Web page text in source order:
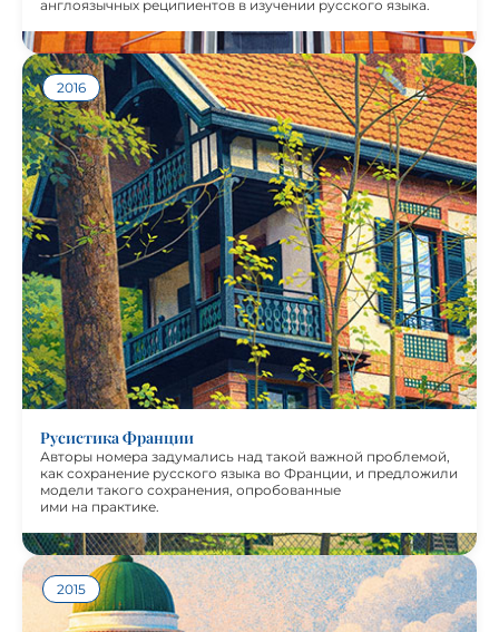
англоязычных реципиентов в изучении русского языка.
2016
Русистика Франции
Авторы номера задумались над такой важной проблемой,
как сохранение русского языка во Франции, и предложили
модели такого сохранения, опробованные
ими на практике.
Авторы номера задумались над такой важной проблемой,
как сохранение русского языка во Франции, и
предложили модели такого сохранения, опробованные
ими на практике. Французский и русский языки
исторически оказывали друг на друга заметное влияние.
Это невозможно не учитывать в процессе обучения этим
языкам. В журнале также содержится описание
специфических факторов в изучении русского языка,
характерных для франкоговорящей аудитории.
2015